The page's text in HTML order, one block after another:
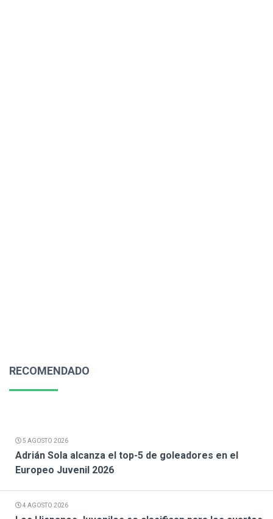
RECOMENDADO
5 AGOSTO 2026
Adrián Sola alcanza el top-5 de goleadores en el
Europeo Juvenil 2026
4 AGOSTO 2026